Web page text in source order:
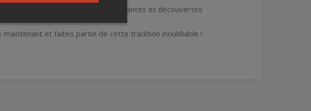
gourmand, conversations enrichissantes et découvertes
et faites partie de cette tradition inoubliable !